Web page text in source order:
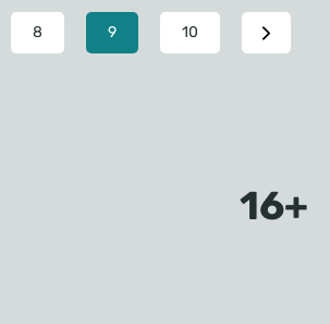
Page
8
Текущая
страница
9 Page
10